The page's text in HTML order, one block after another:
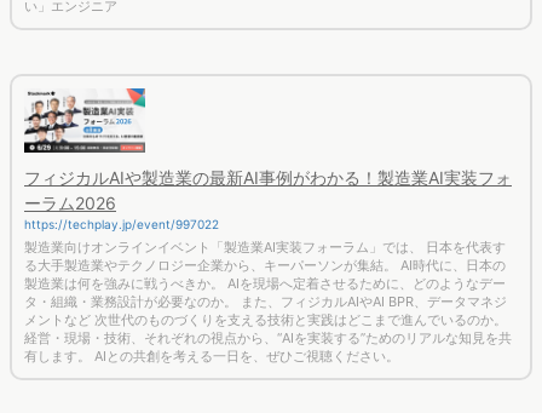
ーラム2026
https://techplay.jp/event/997022
製造業向けオンラインイベント「製造業AI実装フォーラム」では、 日本を代表す
る大手製造業やテクノロジー企業から、キーパーソンが集結。 AI時代に、日本の
製造業は何を強みに戦うべきか。 AIを現場へ定着させるために、どのようなデー
タ・組織・業務設計が必要なのか。 また、フィジカルAIやAI BPR、データマネジ
メントなど 次世代のものづくりを支える技術と実践はどこまで進んでいるのか。
経営・現場・技術、それぞれの視点から、“AIを実装する”ためのリアルな知見を共
有します。 AIとの共創を考える一日を、ぜひご視聴ください。